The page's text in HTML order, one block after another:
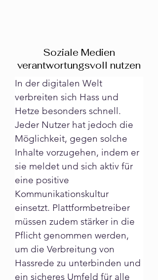
Soziale Medien
verantwortungsvoll nutzen
In der digitalen Welt
verbreiten sich Hass und
Hetze besonders schnell.
Jeder Nutzer hat jedoch die
Möglichkeit, gegen solche
Inhalte vorzugehen, indem er
sie meldet und sich aktiv für
eine positive
Kommunikationskultur
einsetzt. Plattformbetreiber
müssen zudem stärker in die
Pflicht genommen werden,
um die Verbreitung von
Hassrede zu unterbinden und
ein sicheres Umfeld für alle